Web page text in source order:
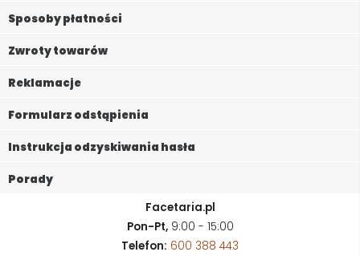
Sposoby płatności
Zwroty towarów
Reklamacje
Formularz odstąpienia
Instrukcja odzyskiwania hasła
Porady
Facetaria.pl
Pon-Pt,9:00 - 15:00
Telefon: 600 388 443